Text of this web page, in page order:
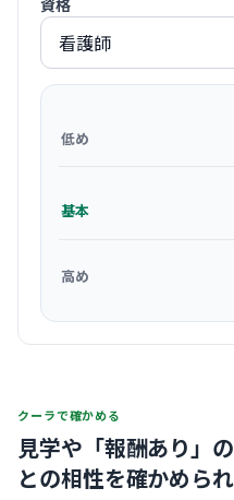
資格
低め
基本
高め
クーラで確かめる
見学や「報酬あり」
との相性を確かめら